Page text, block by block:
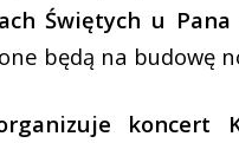
Świętych u
będą na budowę
koncert